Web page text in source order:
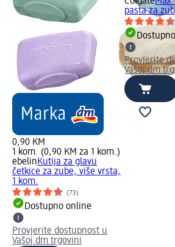
0,90 KM
1 kom. (0,90 KM za 1 kom.)
ebelinKutija za glavu
četkice za zube, više vrsta,
1 kom.
(73)
Dostupno online
Provjerite dostupnost u
Vašoj dm trgovini
pasta za
Provjerite
Vašoj dm